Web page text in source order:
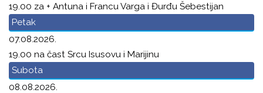
19.00 za + Antuna i Francu Varga i Đurđu Šebestijan
Petak
07.08.2026.
19.00 na čast Srcu Isusovu i Marijinu
Subota
08.08.2026.